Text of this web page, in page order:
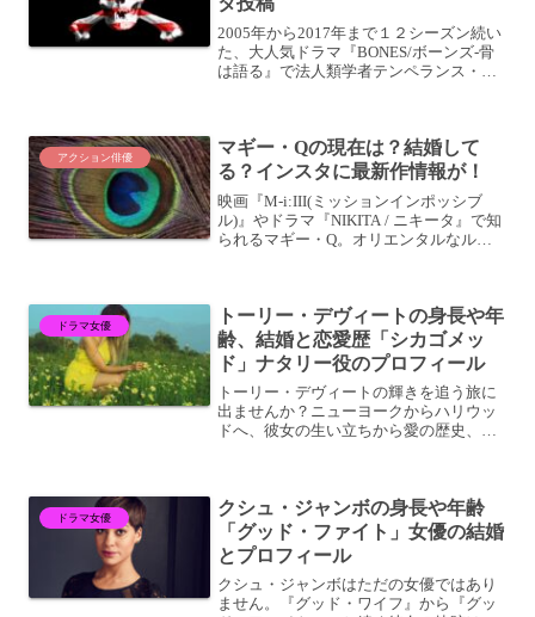
2005年から2017年まで１２シーズン続い
た、大人気ドラマ『BONES/ボーンズ‐骨
は語る』で法人類学者テンペランス・ブ
る』や...
アクション俳優
マギー・Qの現在は？結婚して
る？インスタに最新作情報が！
映画『M-i:III(ミッションインポッシブ
ル)』やドラマ『NIKITA / ニキータ』で知
られるマギー・Q。オリエンタルなルッ
ライ...
ドラマ女優
トーリー・デヴィートの身長や年
齢、結婚と恋愛歴「シカゴメッ
ド」ナタリー役のプロフィール
トーリー・デヴィートの輝きを追う旅に
出ませんか？ニューヨークからハリウッ
ドへ、彼女の生い立ちから愛の歴史、ス
ドラマ女優
クシュ・ジャンボの身長や年齢
「グッド・ファイト」女優の結婚
とプロフィール
クシュ・ジャンボはただの女優ではあり
ません。『グッド・ワイフ』から『グッ